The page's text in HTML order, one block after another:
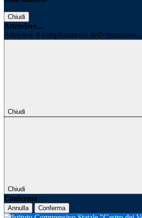
Chiudi
Attendere...
Attendere il completamento dell'operazione...
Chiudi
Chiudi
Conferma
Annulla Conferma